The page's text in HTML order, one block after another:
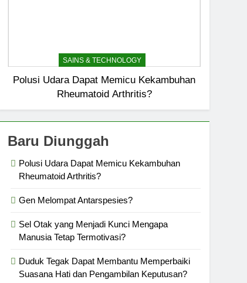
SAINS & TECHNOLOGY
Polusi Udara Dapat Memicu Kekambuhan
Rheumatoid Arthritis?
Baru Diunggah
Polusi Udara Dapat Memicu Kekambuhan
Rheumatoid Arthritis?
Gen Melompat Antarspesies?
Sel Otak yang Menjadi Kunci Mengapa
Manusia Tetap Termotivasi?
Duduk Tegak Dapat Membantu Memperbaiki
Suasana Hati dan Pengambilan Keputusan?